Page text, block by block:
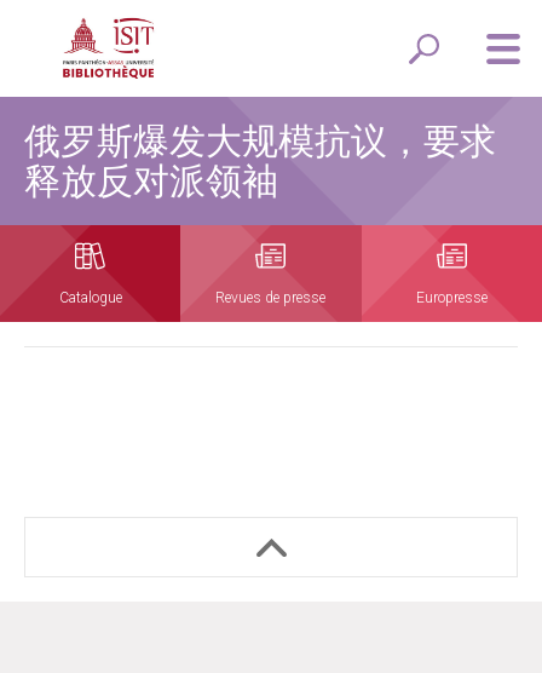
俄罗斯爆发大规模抗议，要求
释放反对派领袖
Catalogue Revues de presse Europresse